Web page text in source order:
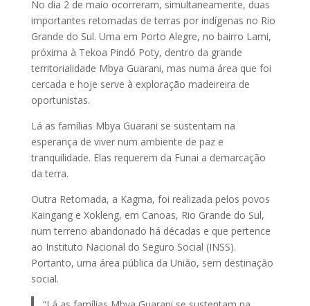
No dia 2 de maio ocorreram, simultaneamente, duas
importantes retomadas de terras por indígenas no Rio
Grande do Sul. Uma em Porto Alegre, no bairro Lami,
próxima à Tekoa Pindó Poty, dentro da grande
territorialidade Mbya Guarani, mas numa área que foi
cercada e hoje serve à exploração madeireira de
oportunistas.
Lá as famílias Mbya Guarani se sustentam na
esperança de viver num ambiente de paz e
tranquilidade. Elas requerem da Funai a demarcação
da terra.
Outra Retomada, a Kagma, foi realizada pelos povos
Kaingang e Xokleng, em Canoas, Rio Grande do Sul,
num terreno abandonado há décadas e que pertence
ao Instituto Nacional do Seguro Social (INSS).
Portanto, uma área pública da União, sem destinação
social.